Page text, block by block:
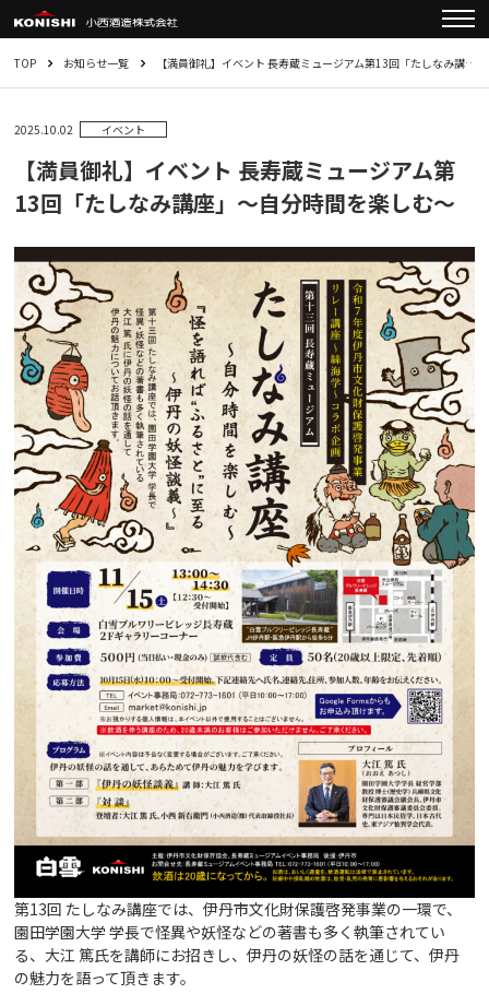
TOP お知らせ一覧 【満員御礼】イベント 長寿蔵ミュージアム第13回「たしなみ講……
2025.10.02 イベント
【満員御礼】イベント 長寿蔵ミュージアム第
13回「たしなみ講座」～自分時間を楽しむ～
第13回 たしなみ講座では、伊丹市文化財保護啓発事業の一環で、
園田学園大学 学長で怪異や妖怪などの著書も多く執筆されてい
る、大江 篤氏を講師にお招きし、伊丹の妖怪の話を通じて、伊丹
の魅力を語って頂きます。